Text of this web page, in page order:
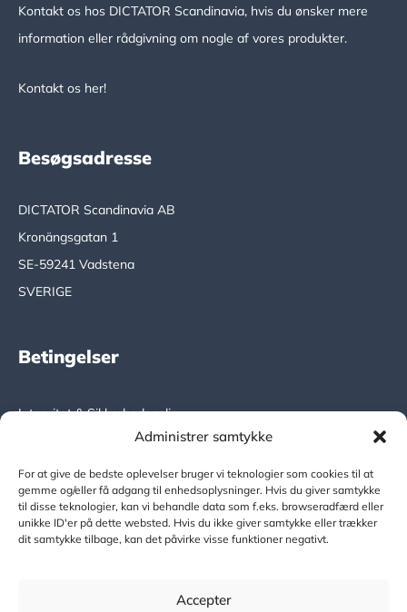
Administrer samtykke
For at give de bedste oplevelser bruger vi teknologier som cookies til at
gemme og/eller få adgang til enhedsoplysninger. Hvis du giver samtykke
til disse teknologier, kan vi behandle data som f.eks. browseradfærd eller
unikke ID'er på dette websted. Hvis du ikke giver samtykke eller trækker
dit samtykke tilbage, kan det påvirke visse funktioner negativt.
Accepter
Kontakt os hos DICTATOR Scandinavia, hvis du ønsker mere
information eller rådgivning om nogle af vores produkter.
Kontakt os her!
Besøgsadresse
DICTATOR Scandinavia AB
Kronängsgatan 1
SE-59241 Vadstena
SVERIGE
Betingelser
Integritet & Sikkerhedspolicy
www.dictator.com